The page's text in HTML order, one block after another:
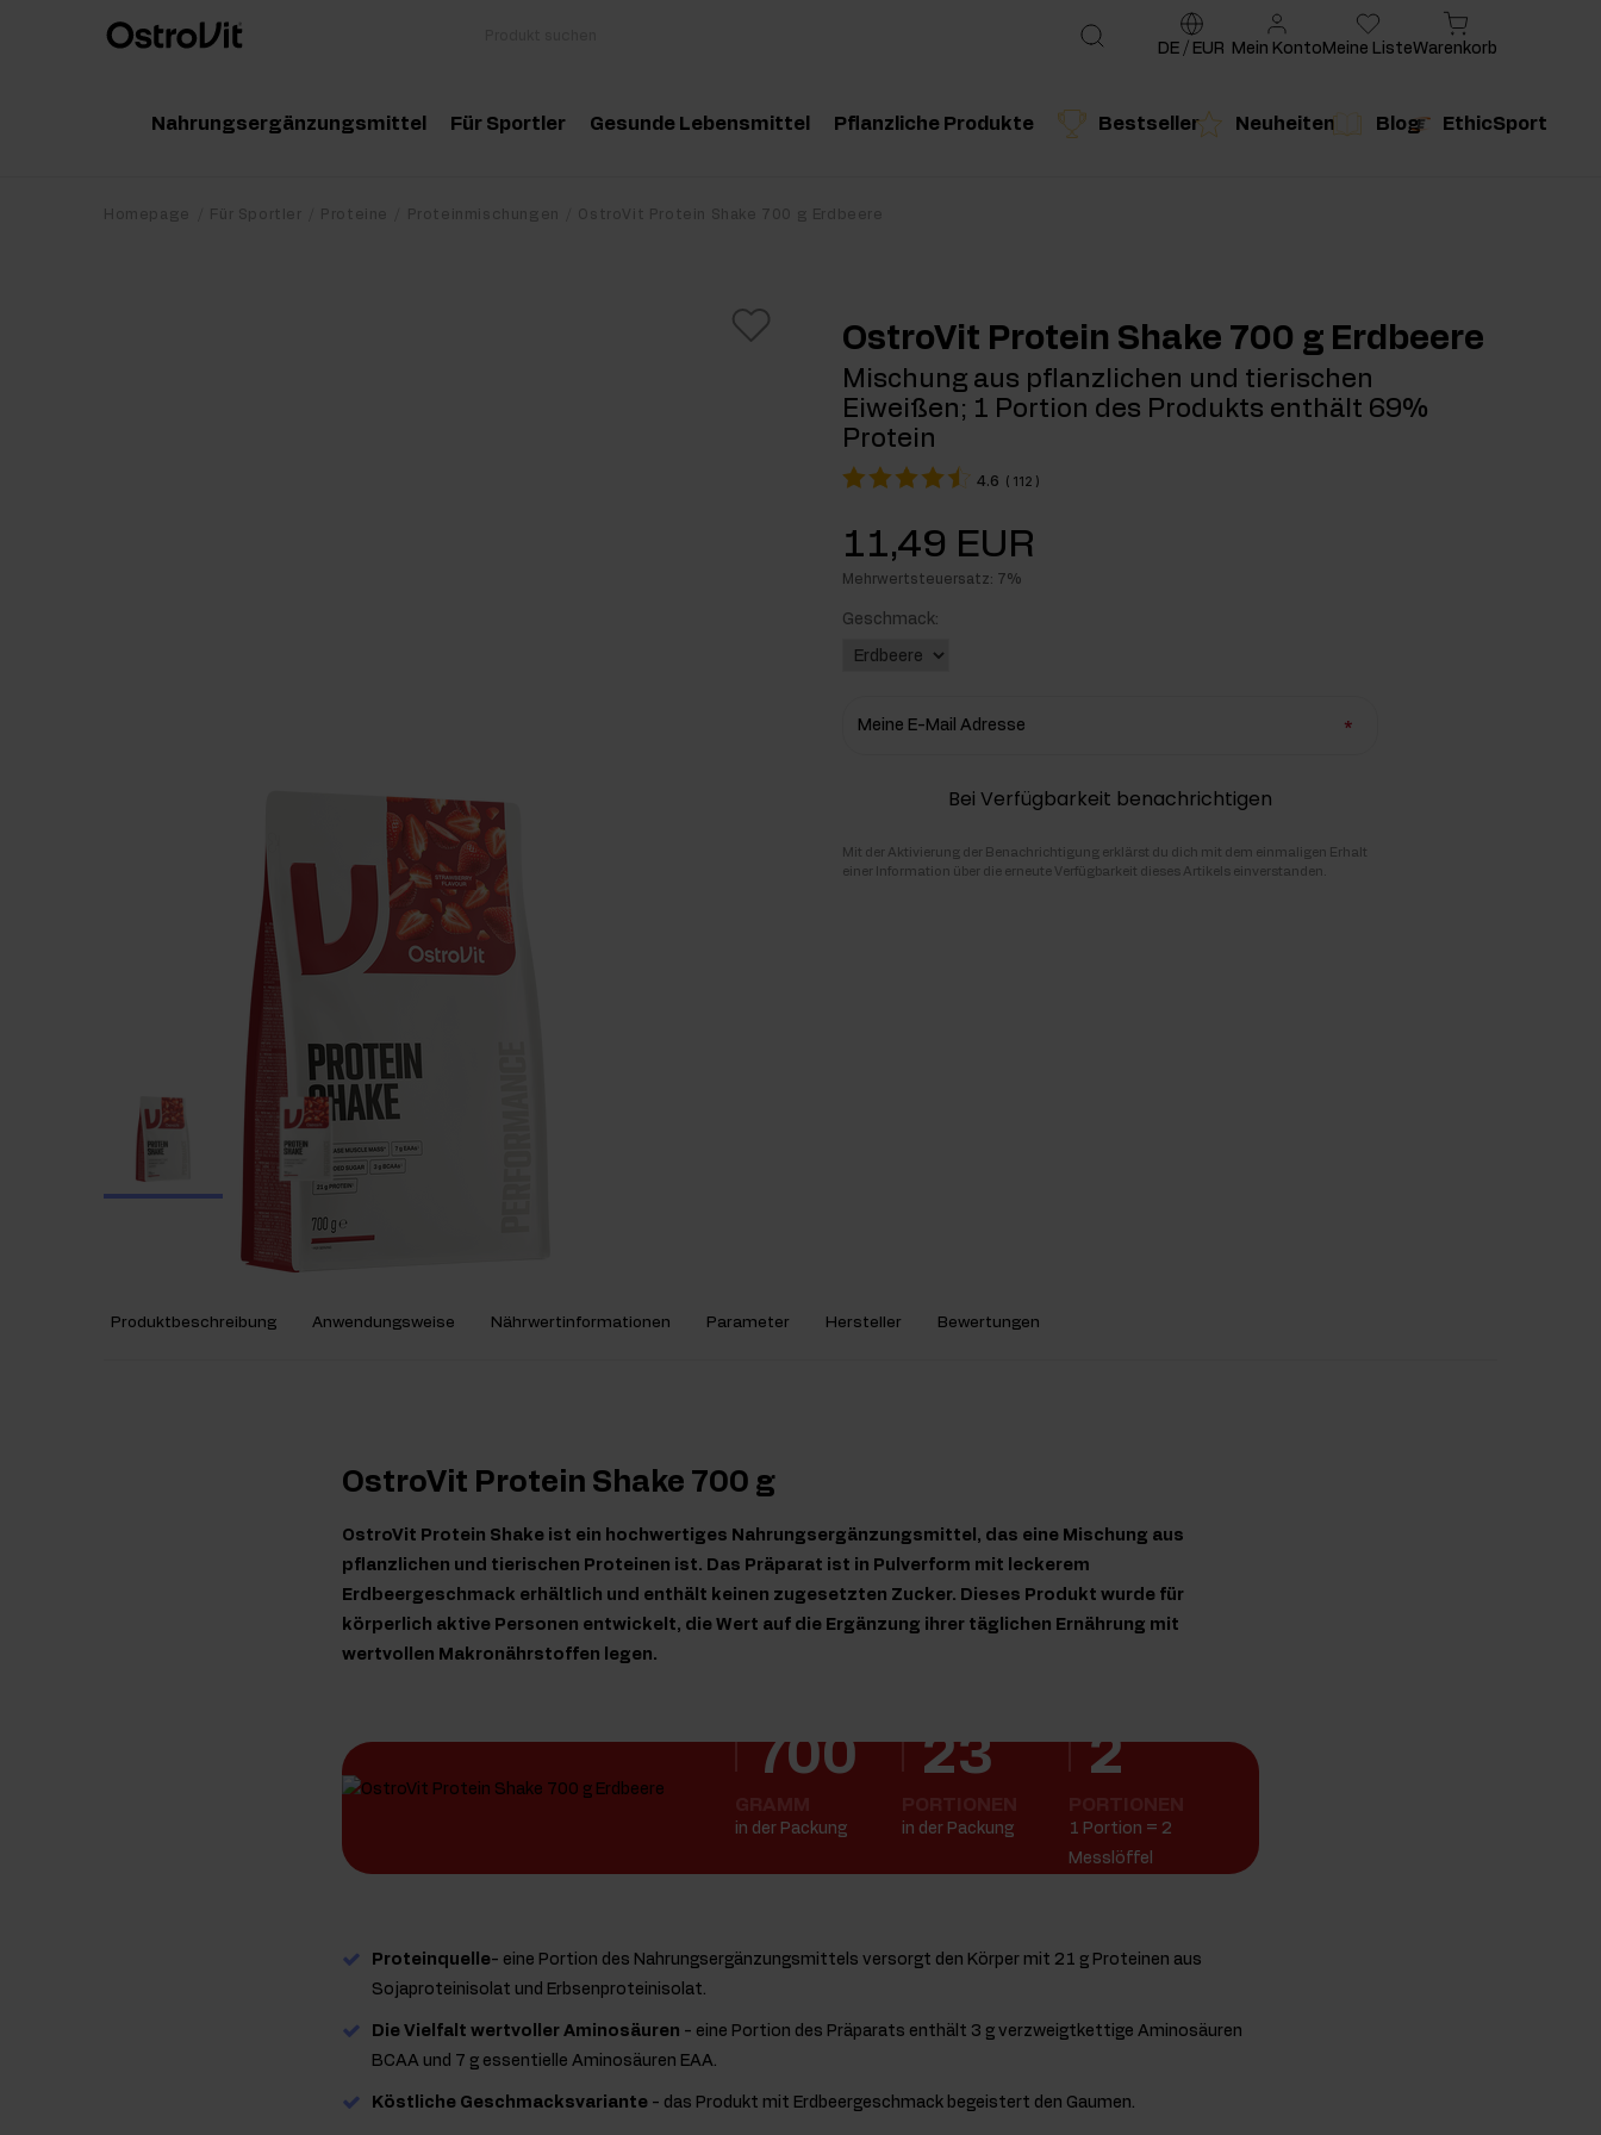
Nahrungsergänzungsmittel
Produktempfehlung
Für Sportler Gesunde Lebensmittel
Erdnussbutter
Pflanzliche Produkte Bestseller Neuheiten Blog EthicSport
DE / EUR Mein Konto Meine ListeWarenkorb
Homepage Für Sportler Proteine Proteinmischungen OstroVit Protein Shake 700 g Erdbeere
OstroVit Protein Shake 700 g Erdbeere
Mischung aus pflanzlichen und tierischen
Eiweißen; 1 Portion des Produkts enthält 69%
Protein
4.6 ( 112 )
11,49 EUR
Mehrwertsteuersatz: 7%
Geschmack:
Meine E-Mail Adresse
Bei Verfügbarkeit benachrichtigen
Mit der Aktivierung der Benachrichtigung erklärst du dich mit dem einmaligen Erhalt
einer Information über die erneute Verfügbarkeit dieses Artikels einverstanden.
Produktbeschreibung Anwendungsweise Nährwertinformationen Parameter Hersteller Bewertungen
OstroVit Protein Shake 700 g
OstroVit Protein Shake ist ein hochwertiges Nahrungsergänzungsmittel, das eine Mischung aus
pflanzlichen und tierischen Proteinen ist. Das Präparat ist in Pulverform mit leckerem
Erdbeergeschmack erhältlich und enthält keinen zugesetzten Zucker. Dieses Produkt wurde für
körperlich aktive Personen entwickelt, die Wert auf die Ergänzung ihrer täglichen Ernährung mit
wertvollen Makronährstoffen legen.
700
in der Packung
23
in der Packung
2
1 Portion = 2
Messlöffel
Proteinquelle- eine Portion des Nahrungsergänzungsmittels versorgt den Körper mit 21 g Proteinen aus
Sojaproteinisolat und Erbsenproteinisolat.
Die Vielfalt wertvoller Aminosäuren - eine Portion des Präparats enthält 3 g verzweigtkettige Aminosäuren
BCAA und 7 g essentielle Aminosäuren EAA.
Köstliche Geschmacksvariante - das Produkt mit Erdbeergeschmack begeistert den Gaumen.